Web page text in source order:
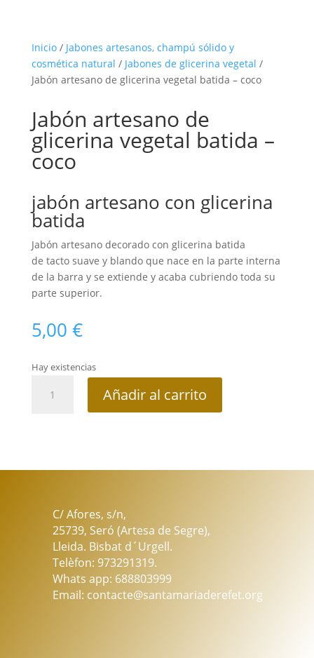
Inicio/ Jabones artesanos, champú sólido y
cosmética natural / Jabones de glicerina vegetal /
Jabón artesano de glicerina vegetal batida – coco
Jabón artesano de
glicerina vegetal batida –
coco
jabón artesano con glicerina
batida
Jabón artesano decorado con glicerina batida
de tacto suave y blando que nace en la parte interna
de la barra y se extiende y acaba cubriendo toda su
parte superior.
5,00 €
Hay existencias
artesano
cantidad
Añadir al carrito
C/ Afores, s/n,
25739, Seró (Artesa de Segre),
Lleida. Bisbat d´Urgell.
Telèfon: 973291319.
Whats app: 688803999
Email: contacte@santamariaderefet.org